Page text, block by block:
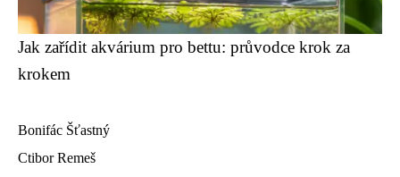
Jak zařídit akvárium pro bettu: průvodce krok za
krokem
Bonifác Šťastný
Ctibor Remeš